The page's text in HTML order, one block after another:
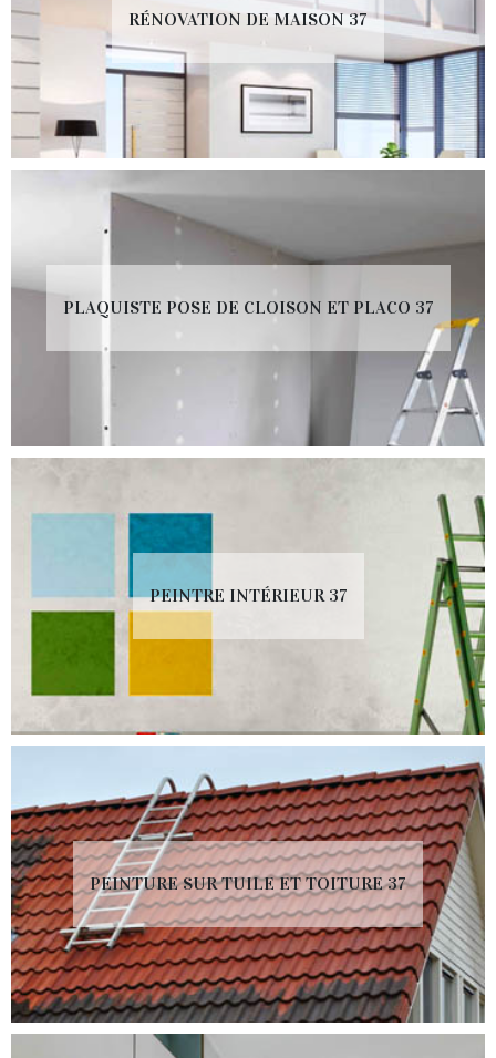
RÉNOVATION DE MAISON 37
PLAQUISTE POSE DE CLOISON ET PLACO 37
PEINTRE INTÉRIEUR 37
PEINTURE SUR TUILE ET TOITURE 37